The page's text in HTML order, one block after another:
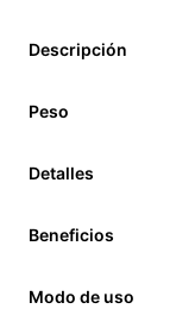
Descripción
Peso
Detalles
Beneficios
Modo de uso